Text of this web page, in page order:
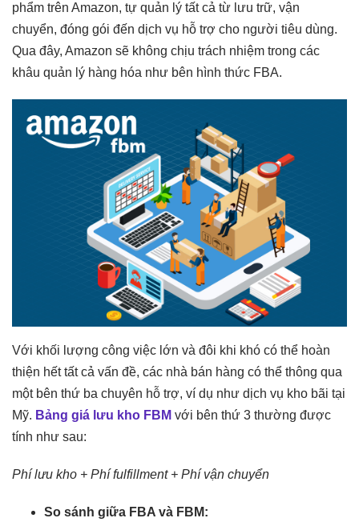
phẩm trên Amazon, tự quản lý tất cả từ lưu trữ, vận
chuyển, đóng gói đến dịch vụ hỗ trợ cho người tiêu dùng.
Qua đây, Amazon sẽ không chịu trách nhiệm trong các
khâu quản lý hàng hóa như bên hình thức FBA.
Với khối lượng công việc lớn và đôi khi khó có thể hoàn
thiện hết tất cả vấn đề, các nhà bán hàng có thể thông qua
một bên thứ ba chuyên hỗ trợ, ví dụ như dịch vụ kho bãi tại
Mỹ. Bảng giá lưu kho FBM với bên thứ 3 thường được
tính như sau:
Phí lưu kho + Phí fulfillment + Phí vận chuyển
So sánh giữa FBA và FBM: